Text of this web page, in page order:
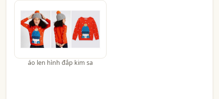
áo len hình đắp kim sa